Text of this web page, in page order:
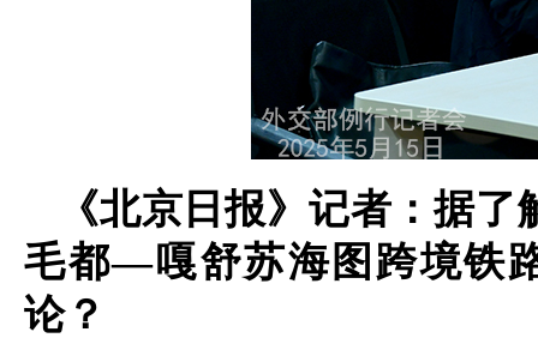
《北京日报》记者：据
毛都—嘎舒苏海图跨境铁
论？